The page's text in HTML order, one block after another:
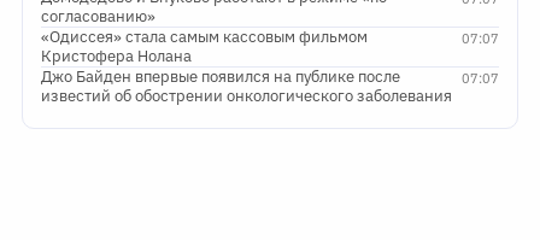
согласованию»
07:07
«Одиссея» стала самым кассовым фильмом
Кристофера Нолана
07:07
Джо Байден впервые появился на публике после
известий об обострении онкологического заболевания